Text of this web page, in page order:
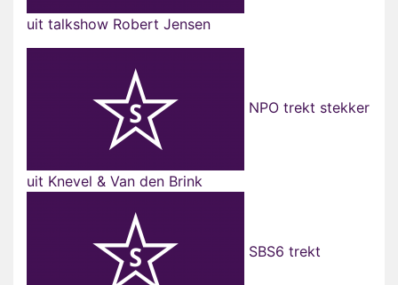
uit talkshow Robert Jensen
NPO trekt stekker
uit Knevel & Van den Brink
SBS6 trekt